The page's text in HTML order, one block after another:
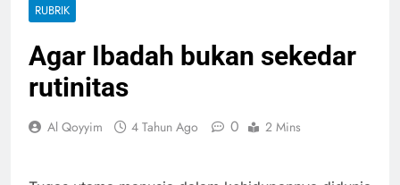
RUBRIK
Agar Ibadah bukan sekedar
rutinitas
Al Qoyyim 4 Tahun Ago 0 2 Mins